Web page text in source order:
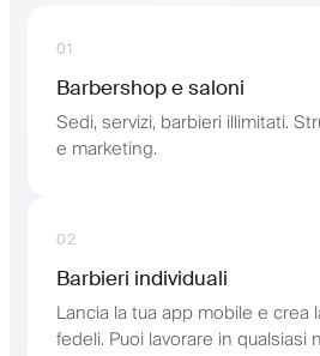
01
Barbershop e saloni
Sedi, servizi, barbieri illimitati.
e marketing.
02
Barbieri individuali
Lancia la tua app mobile e crea
fedeli. Puoi lavorare in qualsiasi